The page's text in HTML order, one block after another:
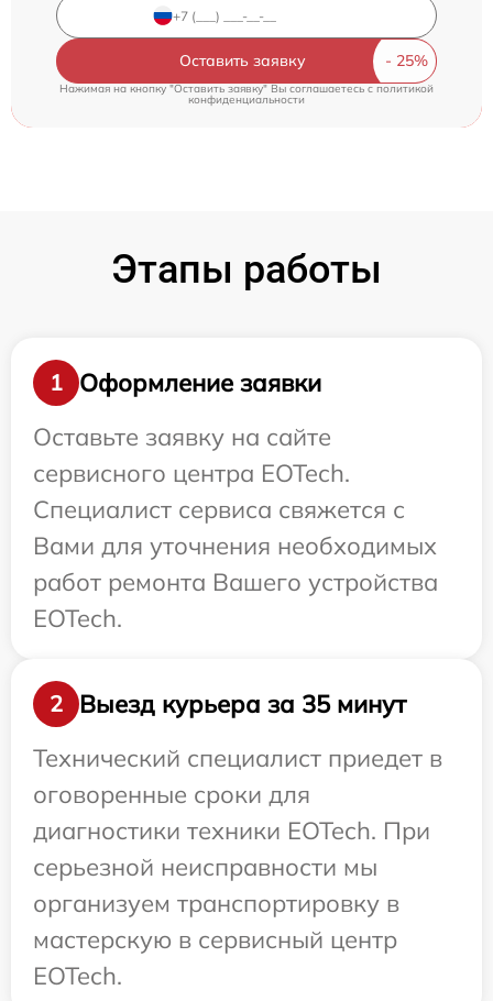
Оставить заявку
Нажимая на кнопку "Оставить заявку" Вы соглашаетесь cполитикой
конфиденциальности
Этапы работы
1
Оформление заявки
Оставьте заявку на сайте
сервисного центра EOTech.
Специалист сервиса свяжется с
Вами для уточнения необходимых
работ ремонта Вашего устройства
EOTech.
2
Выезд курьера за 35 минут
Технический специалист приедет в
оговоренные сроки для
диагностики техники EOTech. При
серьезной неисправности мы
организуем транспортировку в
мастерскую в сервисный центр
EOTech.